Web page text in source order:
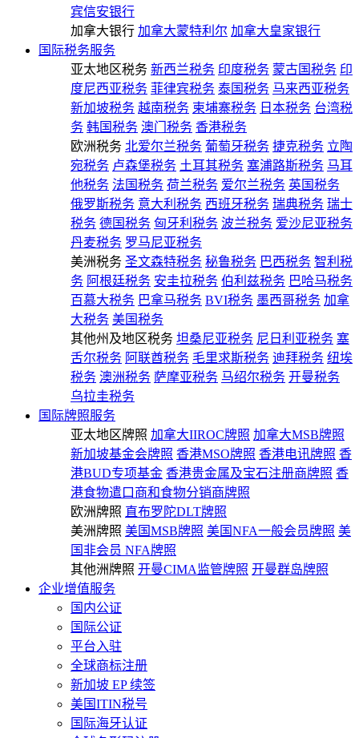
宾信安银行
加拿大银行 加拿大蒙特利尔 加拿大皇家银行
国际税务服务
亚太地区税务 新西兰税务 印度税务 蒙古国税务 印
度尼西亚税务 菲律宾税务 泰国税务 马来西亚税务
新加坡税务 越南税务 柬埔寨税务 日本税务 台湾税
务 韩国税务 澳门税务 香港税务
欧洲税务 北爱尔兰税务 葡萄牙税务 捷克税务 立陶
宛税务 卢森堡税务 土耳其税务 塞浦路斯税务 马耳
他税务 法国税务 荷兰税务 爱尔兰税务 英国税务
俄罗斯税务 意大利税务 西班牙税务 瑞典税务 瑞士
税务 德国税务 匈牙利税务 波兰税务 爱沙尼亚税务
丹麦税务 罗马尼亚税务
美洲税务 圣文森特税务 秘鲁税务 巴西税务 智利税
务 阿根廷税务 安圭拉税务 伯利兹税务 巴哈马税务
百慕大税务 巴拿马税务 BVI税务 墨西哥税务 加拿
大税务 美国税务
其他州及地区税务 坦桑尼亚税务 尼日利亚税务 塞
舌尔税务 阿联酋税务 毛里求斯税务 迪拜税务 纽埃
税务 澳洲税务 萨摩亚税务 马绍尔税务 开曼税务
乌拉圭税务
国际牌照服务
亚太地区牌照 加拿大IIROC牌照 加拿大MSB牌照
新加坡基金会牌照 香港MSO牌照 香港电讯牌照 香
港BUD专项基金 香港贵金属及宝石注册商牌照 香
港食物遣口商和食物分销商牌照
欧洲牌照 直布罗陀DLT牌照
美洲牌照 美国MSB牌照 美国NFA一般会员牌照 美
国非会员 NFA牌照
其他洲牌照 开曼CIMA监管牌照 开曼群岛牌照
企业增值服务
国内公证
国际公证
平台入驻
全球商标注册
新加坡 EP 续签
美国ITIN税号
国际海牙认证